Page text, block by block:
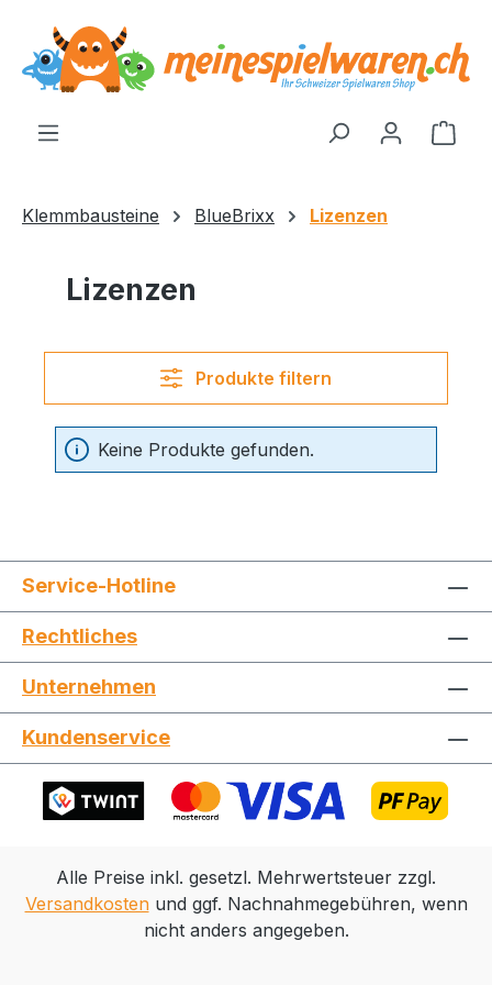
springen
Klemmbausteine BlueBrixx Lizenzen
Lizenzen
Produkte filtern
Keine Produkte gefunden.
Service-Hotline
Rechtliches
Unternehmen
Kundenservice
Alle Preise inkl. gesetzl. Mehrwertsteuer zzgl.
Versandkostenund ggf. Nachnahmegebühren, wenn
nicht anders angegeben.